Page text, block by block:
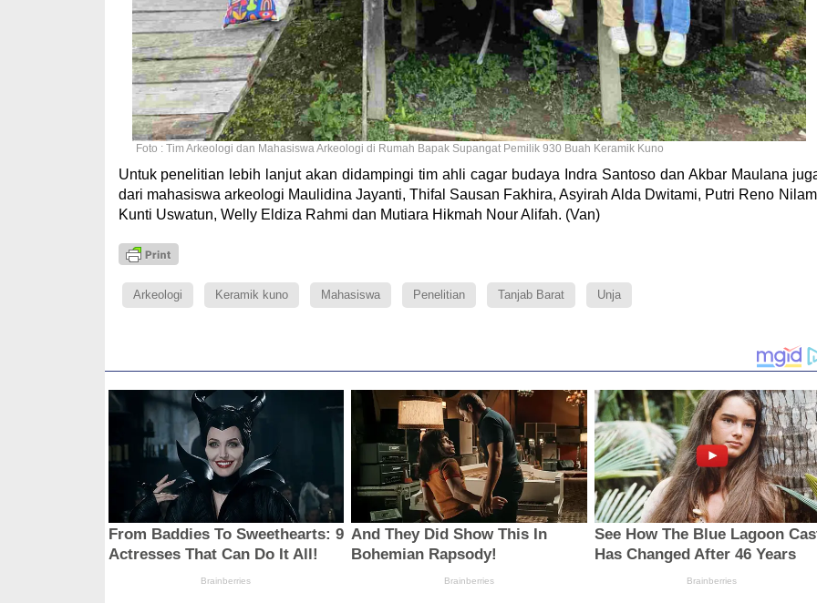
Foto : Tim Arkeologi dan Mahasiswa Arkeologi di Rumah Bapak Supangat Pemilik 930 Buah Keramik Kuno
Untuk penelitian lebih lanjut akan didampingi tim ahli cagar budaya Indra Santoso dan Akbar Maulana
dari mahasiswa arkeologi Maulidina Jayanti, Thifal Sausan Fakhira, Asyirah Alda Dwitami, Putri Reno
Kunti Uswatun, Welly Eldiza Rahmi dan Mutiara Hikmah Nour Alifah. (Van)
Arkeologi Keramik kuno Mahasiswa Penelitian Tanjab Barat Unja